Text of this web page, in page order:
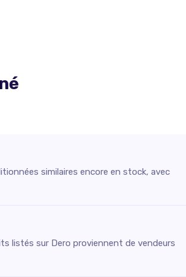
similaires encore en stock, avec
listés sur Dero proviennent de vendeurs